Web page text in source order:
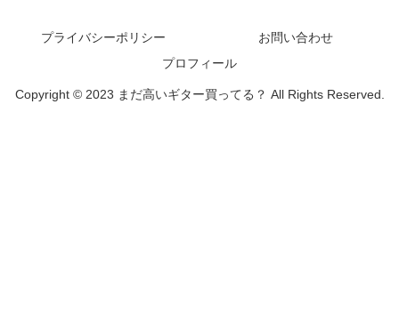
プライバシーポリシー
お問い合わせ
プロフィール
Copyright © 2023 まだ高いギター買ってる？ All Rights Reserved.